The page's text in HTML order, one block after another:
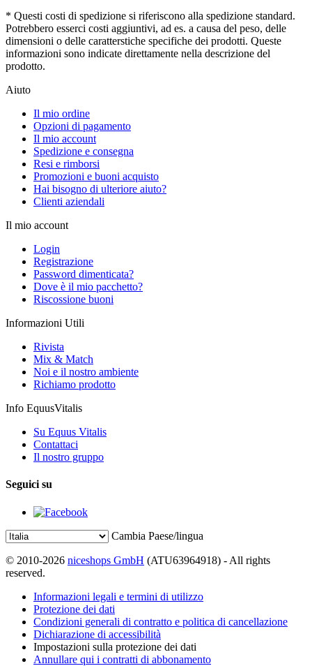
* Questi costi di spedizione si riferiscono alla spedizione standard.
Potrebbero esserci costi aggiuntivi, ad es. a causa del peso, delle
dimensioni o delle caratterstiche specifiche dei prodotti. Queste
informazioni sono indicate direttamente nella descrizione del
prodotto.
Aiuto
Il mio ordine
Opzioni di pagamento
Il mio account
Spedizione e consegna
Resi e rimborsi
Promozioni e buoni acquisto
Hai bisogno di ulteriore aiuto?
Clienti aziendali
Il mio account
Login
Registrazione
Password dimenticata?
Dove è il mio pacchetto?
Riscossione buoni
Informazioni Utili
Rivista
Mix & Match
Noi e il nostro ambiente
Richiamo prodotto
Info EquusVitalis
Su Equus Vitalis
Contattaci
Il nostro gruppo
Seguici su
Cambia Paese/lingua
© 2010-2026 niceshops GmbH (ATU63964918) - All rights
reserved.
Informazioni legali e termini di utilizzo
Protezione dei dati
Condizioni generali di contratto e politica di cancellazione
Dichiarazione di accessibilità
Impostazioni sulla protezione dei dati
Annullare qui i contratti di abbonamento